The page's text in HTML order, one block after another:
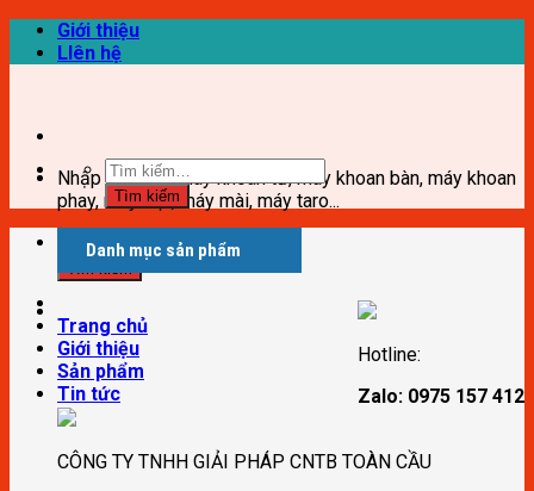
Skip
Giới thiệu
LIên hệ
Nhập từ khóa: Máy khoan từ, máy khoan bàn, máy khoan
phay, máy đột, máy mài, máy taro...
Tìm kiếm
Hotline:
Zalo: 0975 157 412
CÔNG TY TNHH GIẢI PHÁP CNTB TOÀN CẦU
Tìm kiếm
Danh mục sản phẩm
Trang chủ
Giới thiệu
Sản phẩm
Tin tức